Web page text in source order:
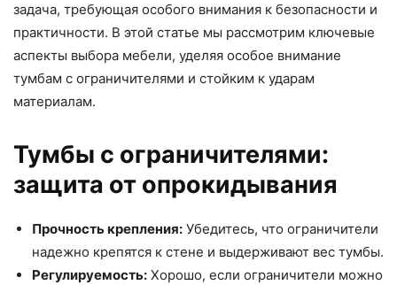
задача, требующая особого внимания к безопасности и
практичности. В этой статье мы рассмотрим ключевые
аспекты выбора мебели, уделяя особое внимание
тумбам с ограничителями и стойким к ударам
материалам.
Тумбы с ограничителями:
защита от опрокидывания
Прочность крепления: Убедитесь, что ограничители
надежно крепятся к стене и выдерживают вес тумбы.
Регулируемость: Хорошо, если ограничители можно